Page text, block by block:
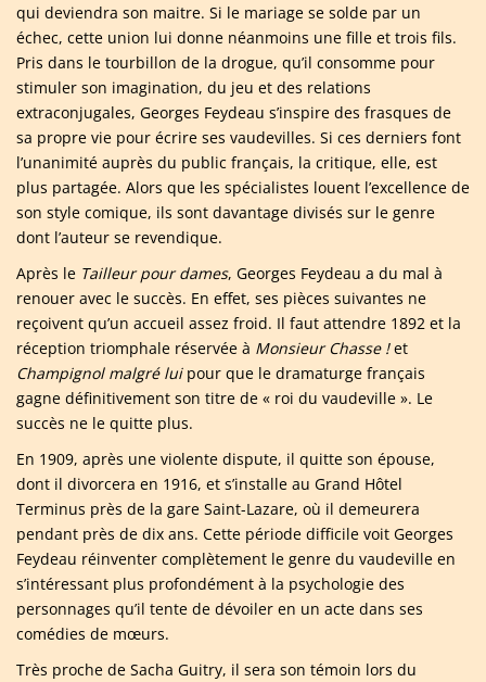
qui deviendra son maitre. Si le mariage se solde par un
échec, cette union lui donne néanmoins une fille et trois fils.
Pris dans le tourbillon de la drogue, qu’il consomme pour
stimuler son imagination, du jeu et des relations
extraconjugales, Georges Feydeau s’inspire des frasques de
sa propre vie pour écrire ses vaudevilles. Si ces derniers font
l’unanimité auprès du public français, la critique, elle, est
plus partagée. Alors que les spécialistes louent l’excellence de
son style comique, ils sont davantage divisés sur le genre
dont l’auteur se revendique.
Après le Tailleur pour dames, Georges Feydeau a du mal à
renouer avec le succès. En effet, ses pièces suivantes ne
reçoivent qu’un accueil assez froid. Il faut attendre 1892 et la
réception triomphale réservée à Monsieur Chasse !et
Champignol malgré luipour que le dramaturge français
gagne définitivement son titre de « roi du vaudeville ». Le
succès ne le quitte plus.
En 1909, après une violente dispute, il quitte son épouse,
dont il divorcera en 1916, et s’installe au Grand Hôtel
Terminus près de la gare Saint-Lazare, où il demeurera
pendant près de dix ans. Cette période difficile voit Georges
Feydeau réinventer complètement le genre du vaudeville en
s’intéressant plus profondément à la psychologie des
personnages qu’il tente de dévoiler en un acte dans ses
comédies de mœurs.
Très proche de Sacha Guitry, il sera son témoin lors du